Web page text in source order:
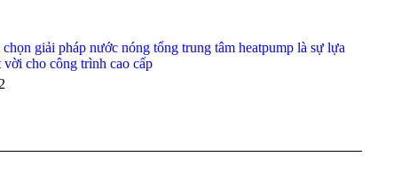
giải pháp nước nóng tổng trung tâm heatpump là sự lựa
vời cho công trình cao cấp